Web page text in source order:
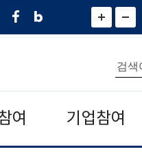
페
네
그
)
화
면
면
소
통
합
검
색
여 기업참여